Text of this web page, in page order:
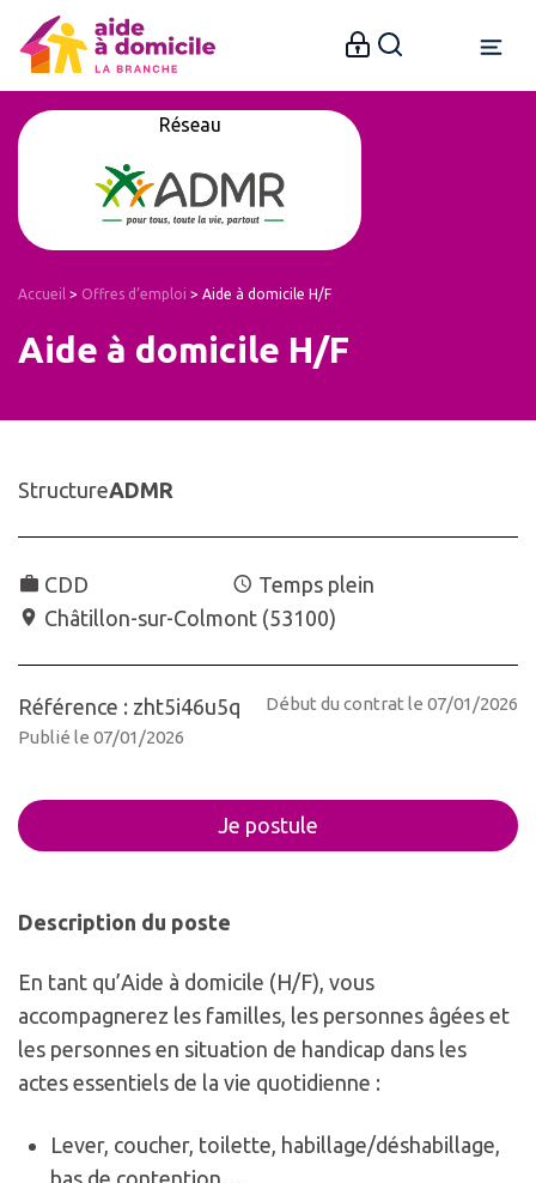
Réseau
Accueil > Offres d’emploi > Aide à domicile H/F
Aide à domicile H/F
StructureADMR
CDD
Temps plein
Châtillon-sur-Colmont (53100)
Référence : zht5i46u5q
Début du contrat le 07/01/2026
Publié le 07/01/2026
Je postule
Description du poste
En tant qu’Aide à domicile (H/F), vous
accompagnerez les familles, les personnes âgées et
les personnes en situation de handicap dans les
actes essentiels de la vie quotidienne :
Lever, coucher, toilette, habillage/déshabillage,